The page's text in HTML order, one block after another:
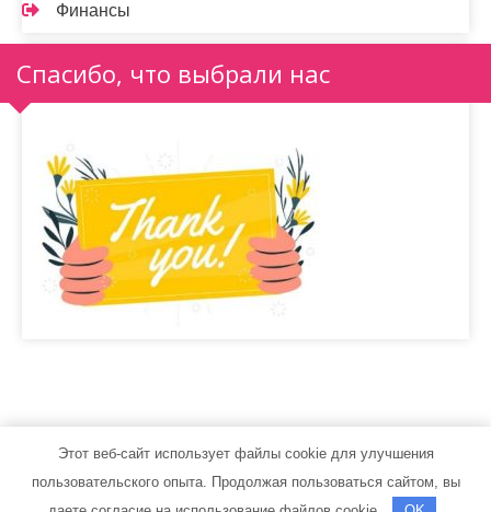
Финансы
Спасибо, что выбрали нас
sport-men.ru - Работает на WordPress
Тема от Grace Themes
Этот веб-сайт использует файлы cookie для улучшения
пользовательского опыта. Продолжая пользоваться сайтом, вы